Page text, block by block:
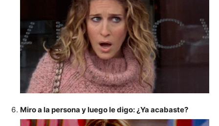
Miro a la persona y luego le digo: ¿Ya acabaste?